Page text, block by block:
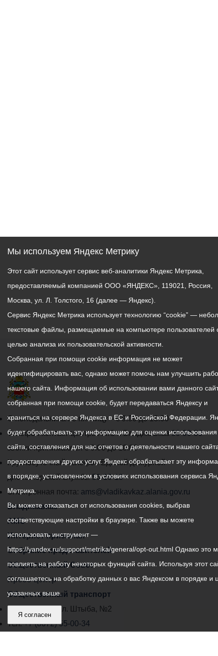
График
работы
администрации
местного
самоуправления
города
Владикавказ:
С понедельника по пятницу – с 9.00 до 18.00
Телефон контакт-центра АМС г. Владикавказ30-30-30
звонки принимаются с 9:00 до 18:00
Круглосуточный телефон Единой дежурной
диспетчерской службы53-19-19
Электронная почта: ams@vladikavkaz.alania.gov.ru
Владикавказ
АМС
Интернет приемная
Собрание представителей
Общественный Совет
Пресс-центр
Общественный транспорт
Владикавказ, пл. Штыба, №2
Тел:+7 (8672) 55-00-34
Мы используем Яндекс Метрику
Этот сайт использует сервис веб-аналитики Яндекс Метрика,
предоставляемый компанией ООО «ЯНДЕКС», 119021, Россия,
Москва, ул. Л. Толстого, 16 (далее — Яндекс).
Сервис Яндекс Метрика использует технологию “cookie” —
текстовые файлы, размещаемые на компьютере пользователей
целью анализа их пользовательской активности.
Собранная при помощи cookie информация не может
идентифицировать вас, однако может помочь нам улучшить
нашего сайта. Информация об использовании вами данного
собранная при помощи cookie, будет передаваться Яндексу и
храниться на сервере Яндекса в ЕС и Российской Федерации.
будет обрабатывать эту информацию для оценки
сайта, составления для нас отчетов о деятельности нашего
предоставления других услуг. Яндекс обрабатывает эту
в порядке, установленном в условиях использования сервиса
Метрика.
Вы можете отказаться от использования cookies, выбрав
соответствующие настройки в браузере. Также вы можете
использовать инструмент —
https://yandex.ru/support/metrika/general/opt-out.html Однако это
повлиять на работу некоторых функций сайта. Используя этот
соглашаетесь на обработку данных о вас Яндексом в порядке и
указанных выше.
Я согласен